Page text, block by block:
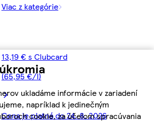
ukladáme informácie v zariadení
napríklad k jedinečným
cookie, za účelom spracúvania
Viac z kategórie
13,19 € s Clubcard
(65,95 €/l)
Cena je platná do 24. 8. 2026